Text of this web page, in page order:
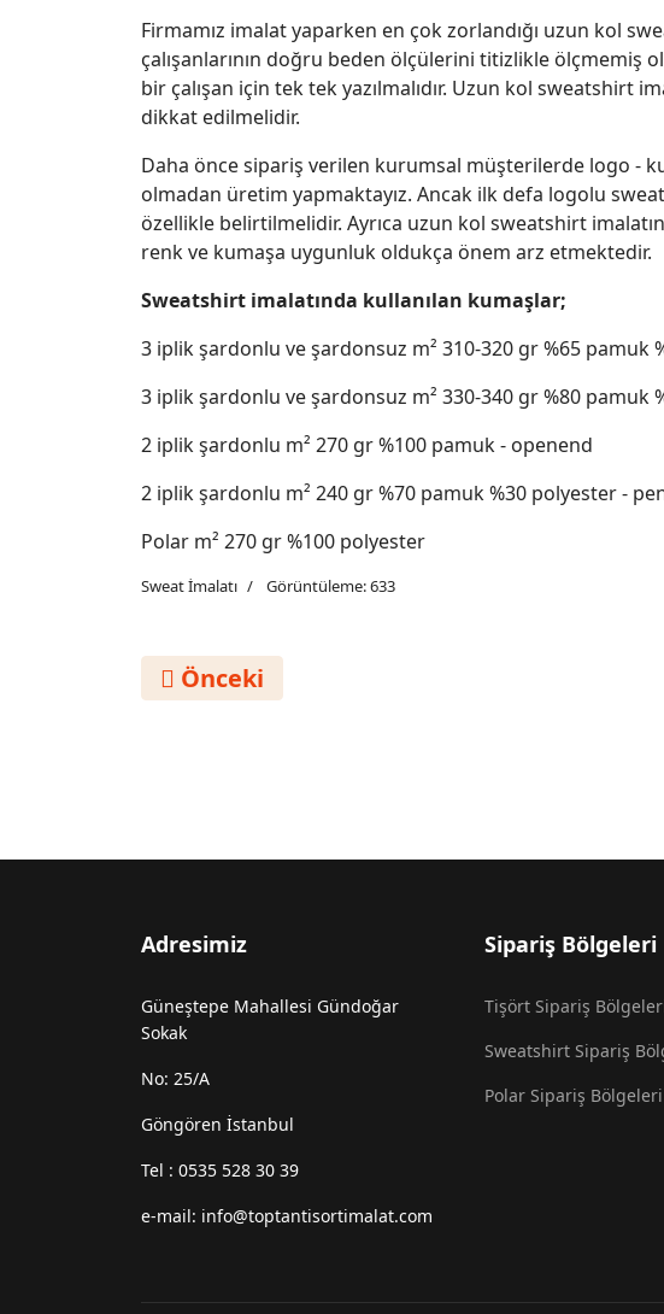
Firmamız imalat yaparken en çok zorlandığı uzun kol
çalışanlarının doğru beden ölçülerini titizlikle ölçmemiş
bir çalışan için tek tek yazılmalıdır. Uzun kol sweatshirt
dikkat edilmelidir.
Daha önce sipariş verilen kurumsal müşterilerde logo -
olmadan üretim yapmaktayız. Ancak ilk defa logolu sweat
özellikle belirtilmelidir. Ayrıca uzun kol sweatshirt
renk ve kumaşa uygunluk oldukça önem arz etmektedir.
Sweatshirt imalatında kullanılan kumaşlar;
3 iplik şardonlu ve şardonsuz m² 310-320 gr %65 pamuk
3 iplik şardonlu ve şardonsuz m² 330-340 gr %80 pamuk
2 iplik şardonlu m² 270 gr %100 pamuk - openend
2 iplik şardonlu m² 240 gr %70 pamuk %30 polyester -
Polar m² 270 gr %100 polyester
Sweat İmalatı Görüntüleme: 633
Önceki Makale: İki İplik Bisiklet Yaka
Önceki
Adresimiz
Güneştepe Mahallesi Gündoğar
Sokak
No: 25/A
Göngören İstanbul
Tel : 0535 528 30 39
e-mail: info@toptantisortimalat.com
Sipariş Bölgeleri
Tişört Sipariş
Sweatshirt Sipariş
Polar Sipariş Bölgeleri